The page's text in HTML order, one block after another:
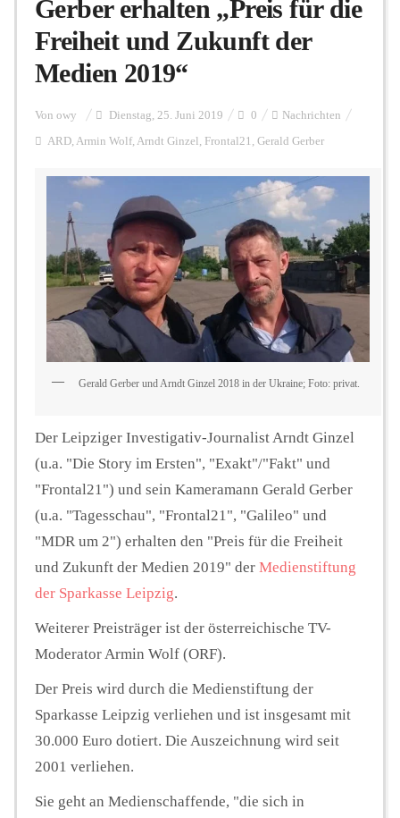
Flurschelte
Personalien
Hintergrund
FUNKTURM-Beiträge
Podcast
Seminare
Gerber erhalten „Preis für die
Freiheit und Zukunft der
Medien 2019“
Von owy Dienstag, 25. Juni 2019 0 Nachrichten
ARD, Armin Wolf, Arndt Ginzel , Frontal21 , Gerald Gerber
Gerald Gerber und Arndt Ginzel 2018 in der Ukraine; Foto: privat.
Der Leipziger Investigativ-Journalist Arndt Ginzel
(u.a. "Die Story im Ersten", "Exakt"/"Fakt" und
"Frontal21") und sein Kameramann Gerald Gerber
(u.a. "Tagesschau", "Frontal21", "Galileo" und
"MDR um 2") erhalten den "Preis für die Freiheit
und Zukunft der Medien 2019" der Medienstiftung
der Sparkasse Leipzig.
Weiterer Preisträger ist der österreichische TV-
Moderator Armin Wolf (ORF).
Der Preis wird durch die Medienstiftung der
Sparkasse Leipzig verliehen und ist insgesamt mit
30.000 Euro dotiert. Die Auszeichnung wird seit
2001 verliehen.
Sie geht an Medienschaffende, "die sich in